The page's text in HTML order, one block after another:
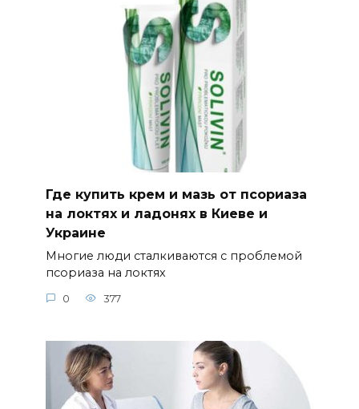
Где купить крем и мазь от псориаза
на локтях и ладонях в Киеве и
Украине
Многие люди сталкиваются с проблемой
псориаза на локтях
0 377